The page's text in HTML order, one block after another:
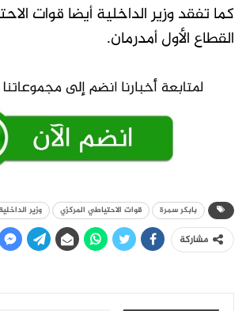
كما تفقد وزير الداخلية أيضا قوات
القطاع الأول أمدرمان.
بابكر سمرة قوات الاحتياطي المركزي وزير
مشاركة